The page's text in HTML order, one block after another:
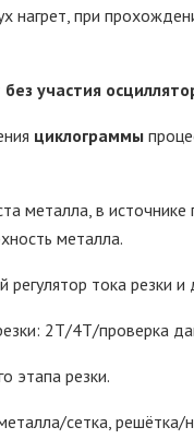
нагрет, при
без участия
циклограммы
металла, в источнике
металла.
регулятор тока
2Т/4T/проверка
этапа резки.
сетка, решётка/